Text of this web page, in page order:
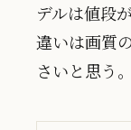
デルは値段
違いは画質
さいと思う。